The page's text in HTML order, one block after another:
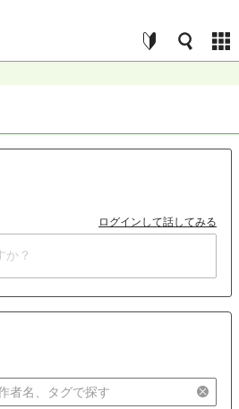
ログインして話してみる